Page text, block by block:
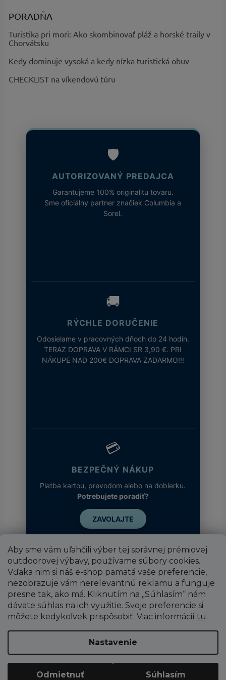
Aby sme vám uľahčili výber tej správnej prémiovej
outdoorovej výbavy, používame súbory cookies.
Vďaka nim si náš e-shop pamätá vaše preferencie,
nezobrazuje vám nerelevantnú reklamu a funguje
presne tak, ako má. Kliknutím na „Súhlasím“ nám
dávate súhlas na ich využitie. Svoje preferencie si
môžete kedykoľvek prispôsobiť. Viac informácií tu.
Nastavenie
Odmietnuť Súhlasím
PORADŇA
Turistika pri mori: Ako skombinovať pláž a horské traily v
Chorvátsku
Kedy dominuje vysoká a kedy nízka turistická obuv
CHECKLIST na víkendovú túru
🛡️
AUTORIZOVANÝ PREDAJCA
Garantujeme 100% originalitu tovaru.
Sme oficiálny partner značiek Columbia a
Sorel.
🚚
RÝCHLE DORUČENIE
Odosielame v pracovných dňoch do 24 hodín.
TERAZ DOPRAVA V RÁMCI SR 3,90 €. PRI
NÁKUPE NAD 200€ DOPRAVA ZADARMO!!!
💳
BEZPEČNÝ NÁKUP
Platba kartou, prevodom alebo na dobierku.
Potrebujete poradiť?
ZAVOLAJTE
Copyright 2026SUPER SPORT. Všetky práva
vyhradené.
Upraviť nastavenie cookies